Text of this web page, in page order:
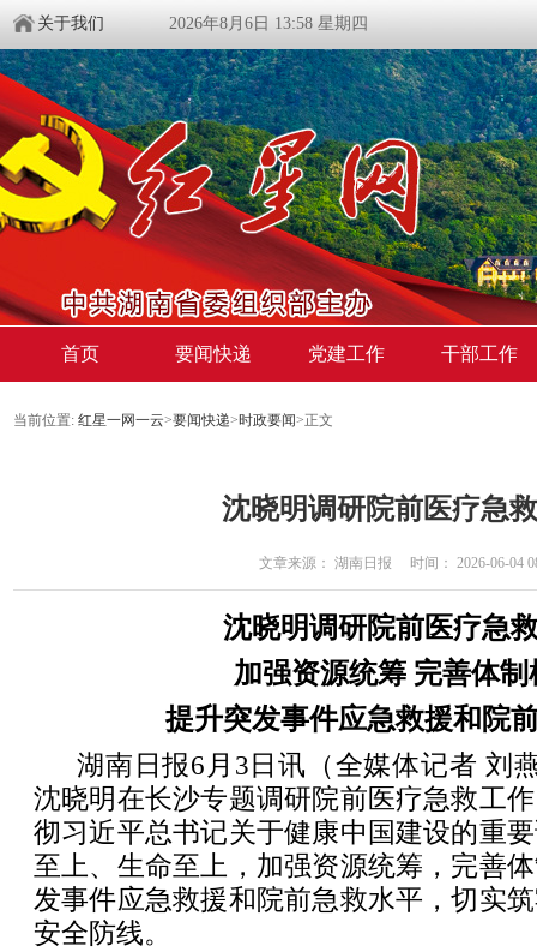
关于我们 2026年8月6日 13:58 星期四
首页 要闻快递 党建工作 干部工作
当前位置: 红星一网一云>要闻快递>时政要闻>正文
沈晓明调研院前医疗急
文章来源： 湖南日报 时间： 2026-06-04
沈晓明调研院前医疗急
加强资源统筹 完善体制
提升突发事件应急救援和院
湖南日报6月3日讯（全媒体记者 刘
沈晓明在长沙专题调研院前医疗急救工
彻习近平总书记关于健康中国建设的重
至上、生命至上，加强资源统筹，完善
发事件应急救援和院前急救水平，切实
安全防线。